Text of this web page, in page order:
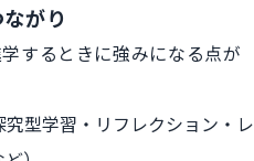
がり
するときに強みになる点が
型学習・リフレクション・レ